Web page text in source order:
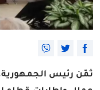
ثمّن رئيس